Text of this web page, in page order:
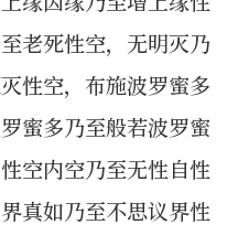
老死性空，无明灭乃
性空，布施波罗蜜多
蜜多乃至般若波罗蜜
空内空乃至无性自性
真如乃至不思议界性